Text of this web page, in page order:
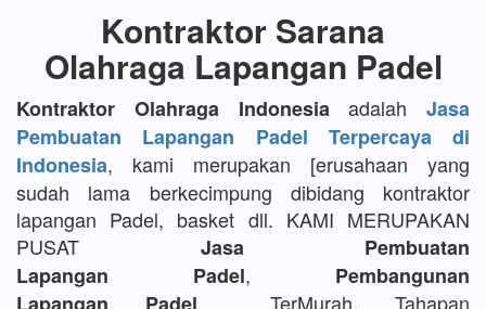
Kontraktor Sarana
Olahraga Lapangan Padel
Kontraktor Olahraga Indonesia adalah Jasa
Pembuatan Lapangan Padel Terpercaya di
Indonesia, kami merupakan [erusahaan yang
sudah lama berkecimpung dibidang kontraktor
lapangan Padel, basket dll. KAMI MERUPAKAN
PUSAT Jasa Pembuatan
Lapangan Padel, Pembangunan
TerMurah, Tahapan